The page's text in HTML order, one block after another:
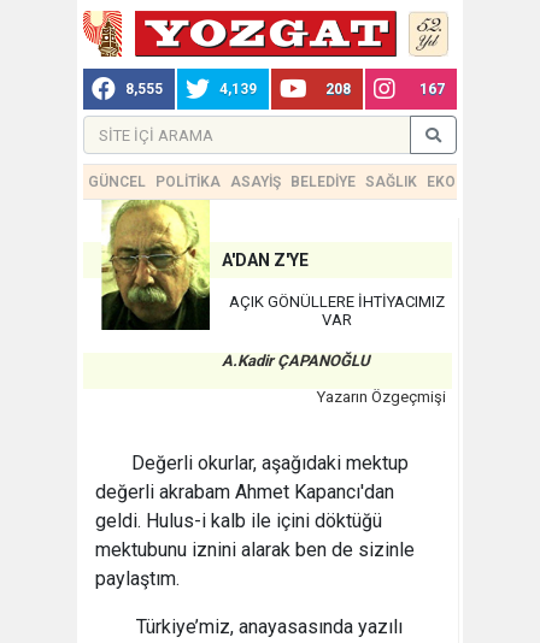
8,555 4,139 208 167
GÜNCEL POLİTİKA ASAYİŞ BELEDİYE SAĞLIK EKONOMİ
A'DAN Z'YE
AÇIK GÖNÜLLERE İHTİYACIMIZ
VAR
A.Kadir ÇAPANOĞLU
Yazarın Özgeçmişi
Değerli okurlar, aşağıdaki mektup
değerli akrabam Ahmet Kapancı'dan
geldi. Hulus-i kalb ile içini döktüğü
mektubunu iznini alarak ben de sizinle
paylaştım.
Türkiye’miz, anayasasında yazılı